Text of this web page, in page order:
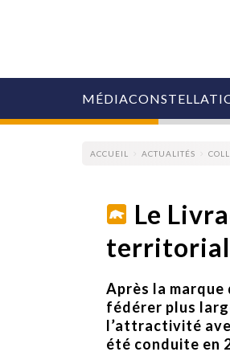
MÉDIA
AGENCES
RETAIL
MÉDIAS
MANAGEMENT
ÉVÉNEMENTIELS
ACCUEIL ACTUALITÉS
Le
Après la
fédérer plus
l’attractivité
été conduite en